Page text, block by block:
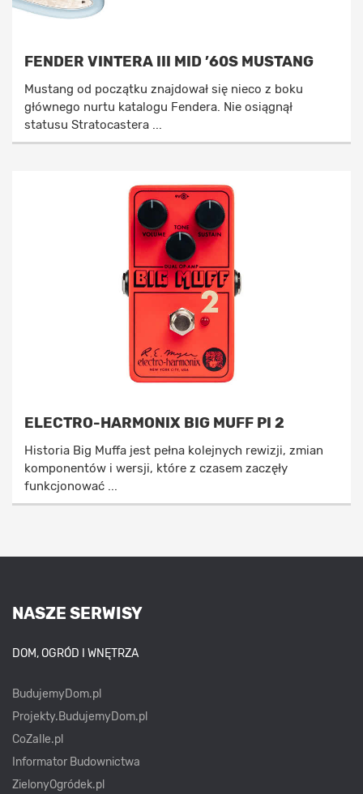
FENDER VINTERA III MID ’60S MUSTANG
Mustang od początku znajdował się nieco z boku
głównego nurtu katalogu Fendera. Nie osiągnął
statusu Stratocastera ...
ELECTRO-HARMONIX BIG MUFF PI 2
Historia Big Muffa jest pełna kolejnych rewizji, zmian
komponentów i wersji, które z czasem zaczęły
funkcjonować ...
NASZE SERWISY
DOM, OGRÓD I WNĘTRZA
BudujemyDom.pl
Projekty.BudujemyDom.pl
CoZaIle.pl
Informator Budownictwa
ZielonyOgródek.pl